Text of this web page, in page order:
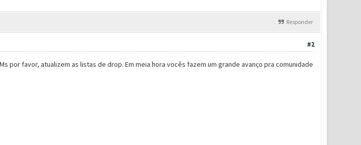
Responder
#2
por favor, atualizem as listas de drop. Em meia hora vocês fazem um grande avanço pra comunidade